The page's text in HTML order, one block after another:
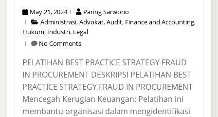
May 21, 2024
Paring Sarwono
Administrasi,Advokat,Audit, Finance and Accounting,
Hukum, Industri, Legal
No Comments
PELATIHAN BEST PRACTICE STRATEGY FRAUD
IN PROCUREMENT DESKRIPSI PELATIHAN BEST
PRACTICE STRATEGY FRAUD IN PROCUREMENT
Mencegah Kerugian Keuangan: Pelatihan ini
membantu organisasi dalam mengidentifikasi